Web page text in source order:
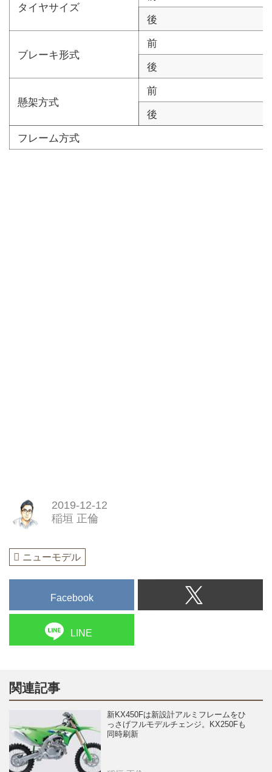
タイヤサイズ
後
ブレーキ形式
前
後
懸架方式
前
後
フレーム方式
2019-12-12
稲垣 正倫
ニューモデル
Facebook
LINE
関連記事
新KX450Fは新設計アルミフレームをひ
っさげフルモデルチェンジ。KX250Fも
同時刷新